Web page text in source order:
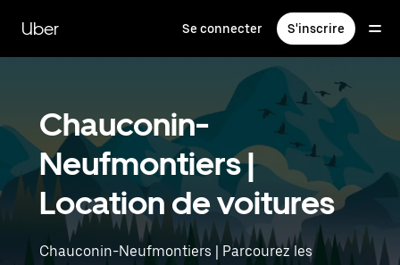
contenu
principal
Uber Se connecter S'inscrire
Chauconin-
Neufmontiers |
Location de voitures
Chauconin-Neufmontiers | Parcourez les